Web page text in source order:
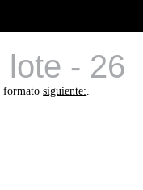
lote - 26
formatosiguiente:.